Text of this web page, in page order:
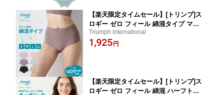
【楽天限定タイムセール】[トリンプ]ス
ロギー ゼロ フィール 綿混タイプ マキ
シショーツ 【M,L,LLサイズ】sloggi G
028 Maxi ハイウエスト コットン ひびき
Triumph International
1,925円
【楽天限定タイムセール】[トリンプ]ス
ロギー ゼロ フィール 綿混 ハーフトッ